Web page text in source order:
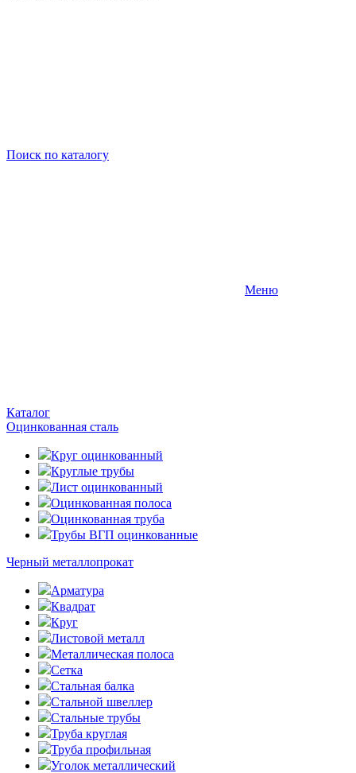
Поиск по каталогу
Меню
Каталог
Оцинкованная сталь
Круг оцинкованный
Круглые трубы
Лист оцинкованный
Оцинкованная полоса
Оцинкованная труба
Трубы ВГП оцинкованные
Черный металлопрокат
Арматура
Квадрат
Круг
Листовой металл
Металлическая полоса
Сетка
Стальная балка
Стальной швеллер
Стальные трубы
Труба круглая
Труба профильная
Уголок металлический